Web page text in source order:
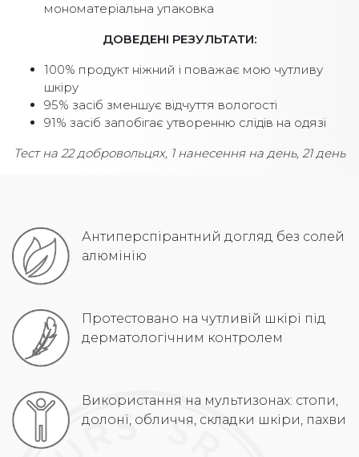
мономатеріальна упаковка
ДОВЕДЕНІ РЕЗУЛЬТАТИ:
100% продукт ніжний і поважає мою чутливу
шкіру
95% засіб зменшує відчуття вологості
91% засіб запобігає утворенню слідів на одязі
Тест на 22 добровольцях, 1 нанесення на день, 21 день
Антиперспірантний догляд без солей
алюмінію
Протестовано на чутливій шкірі під
дерматологічним контролем
Використання на мультизонах: стопи,
долоні, обличчя, складки шкіри, пахви